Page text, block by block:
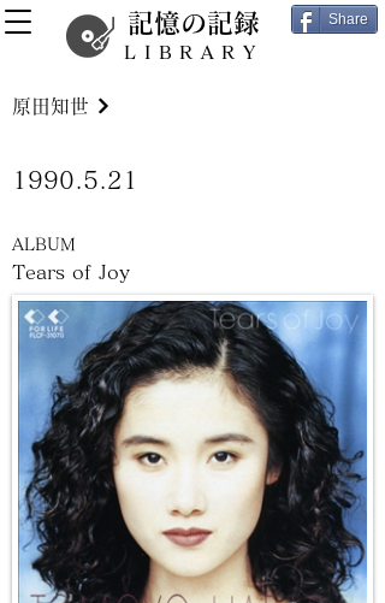
記憶の記録
LIBRARY
Share
Tears of Joy
原田知世
1990.5.21
ALBUM